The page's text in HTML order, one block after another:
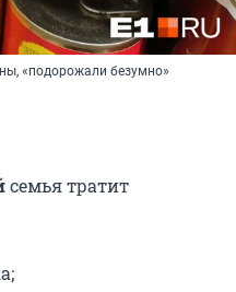
«подорожали безумно»
семья тратит